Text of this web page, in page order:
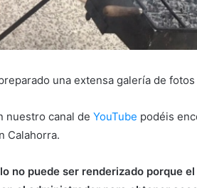
una extensa galería de
nuestro canal de YouTube podéis
Calahorra.
no puede ser renderizado porque